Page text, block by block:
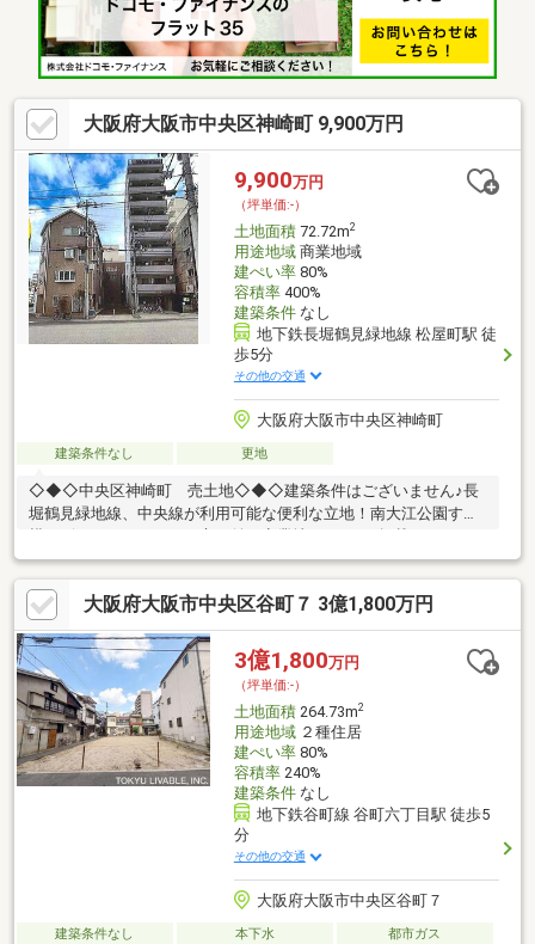
大阪府大阪市中央区神崎町 9,900万円
9,900万円
（坪単価:-）
土地面積72.72m2
用途地域商業地域
建ぺい率80%
容積率400%
建築条件なし
地下鉄長堀鶴見緑地線 松屋町駅 徒
歩5分
その他の交通
大阪府大阪市中央区神崎町
建築条件なし 更地
◇◆◇中央区神崎町 売土地◇◆◇建築条件はございません♪長
堀鶴見緑地線、中央線が利用可能な便利な立地！南大江公園すぐ
売地・戸建・民泊・収益マンション情報掲載中♪ →
https://www.grace-h.jp/２沿線以上利用可、更地渡し、前道６ｍ以
上、建築条件なし☆グレースハウジングは大阪心斎橋の不動産業
者です。戸建て用地、中古戸建て、新 築一戸建てからマンション
や工場、倉庫、ビルまで、不動産購入、売却の事なら何でもご相
談下さい☆
大阪府大阪市中央区谷町７ 3億1,800万円
3億1,800万円
（坪単価:-）
土地面積264.73m2
用途地域２種住居
建ぺい率80%
容積率240%
建築条件なし
地下鉄谷町線 谷町六丁目駅 徒歩5
分
その他の交通
大阪府大阪市中央区谷町７
建築条件なし 本下水
都市ガス